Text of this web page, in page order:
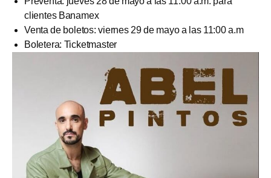
clientes Banamex
Venta de boletos: viernes 29 de mayo a las 11:00 a.m
Boletera: Ticketmaster